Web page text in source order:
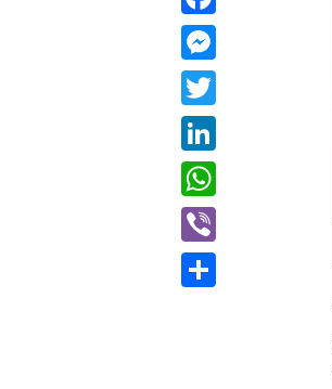
Messenger
Twitter
LinkedIn
WhatsApp
Viber
Share